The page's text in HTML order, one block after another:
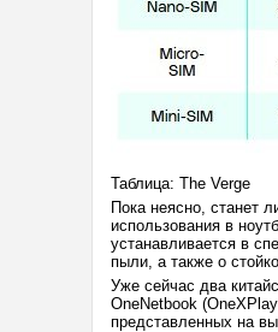
Таблица: The Verge
Пока неясно, станет
использования в
устанавливается в
пыли, а также о
Уже сейчас два
OneNetbook
представленных на